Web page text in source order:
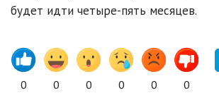
будет идти четыре-пять месяцев.
0 0 0 0 0 0